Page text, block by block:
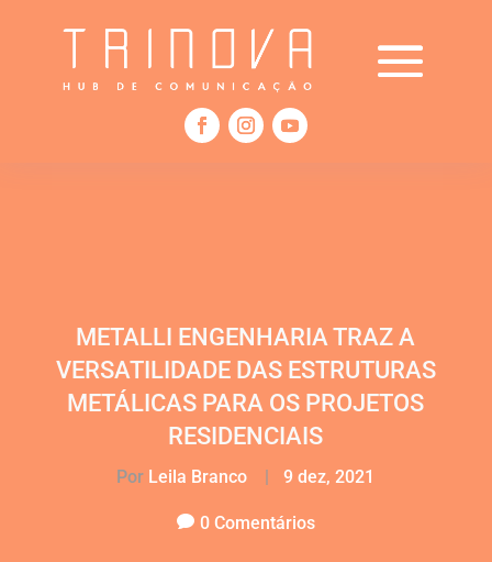
METALLI ENGENHARIA TRAZ A
VERSATILIDADE DAS ESTRUTURAS
METÁLICAS PARA OS PROJETOS
RESIDENCIAIS
Por Leila Branco | 9 dez, 2021
0 Comentários